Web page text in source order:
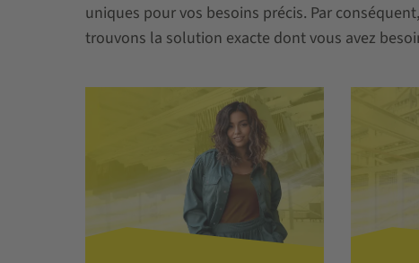
uniques pour vos besoins précis. Par
trouvons la solution exacte dont vous avez